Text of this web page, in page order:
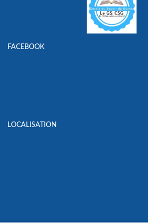
FACEBOOK
LOCALISATION